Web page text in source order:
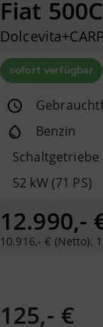
Fiat 500C
sofort verfügbar
Benzin
Schaltgetriebe
52 kW (71 PS)
12.990,-
10.916,- € (Netto),
125,- €